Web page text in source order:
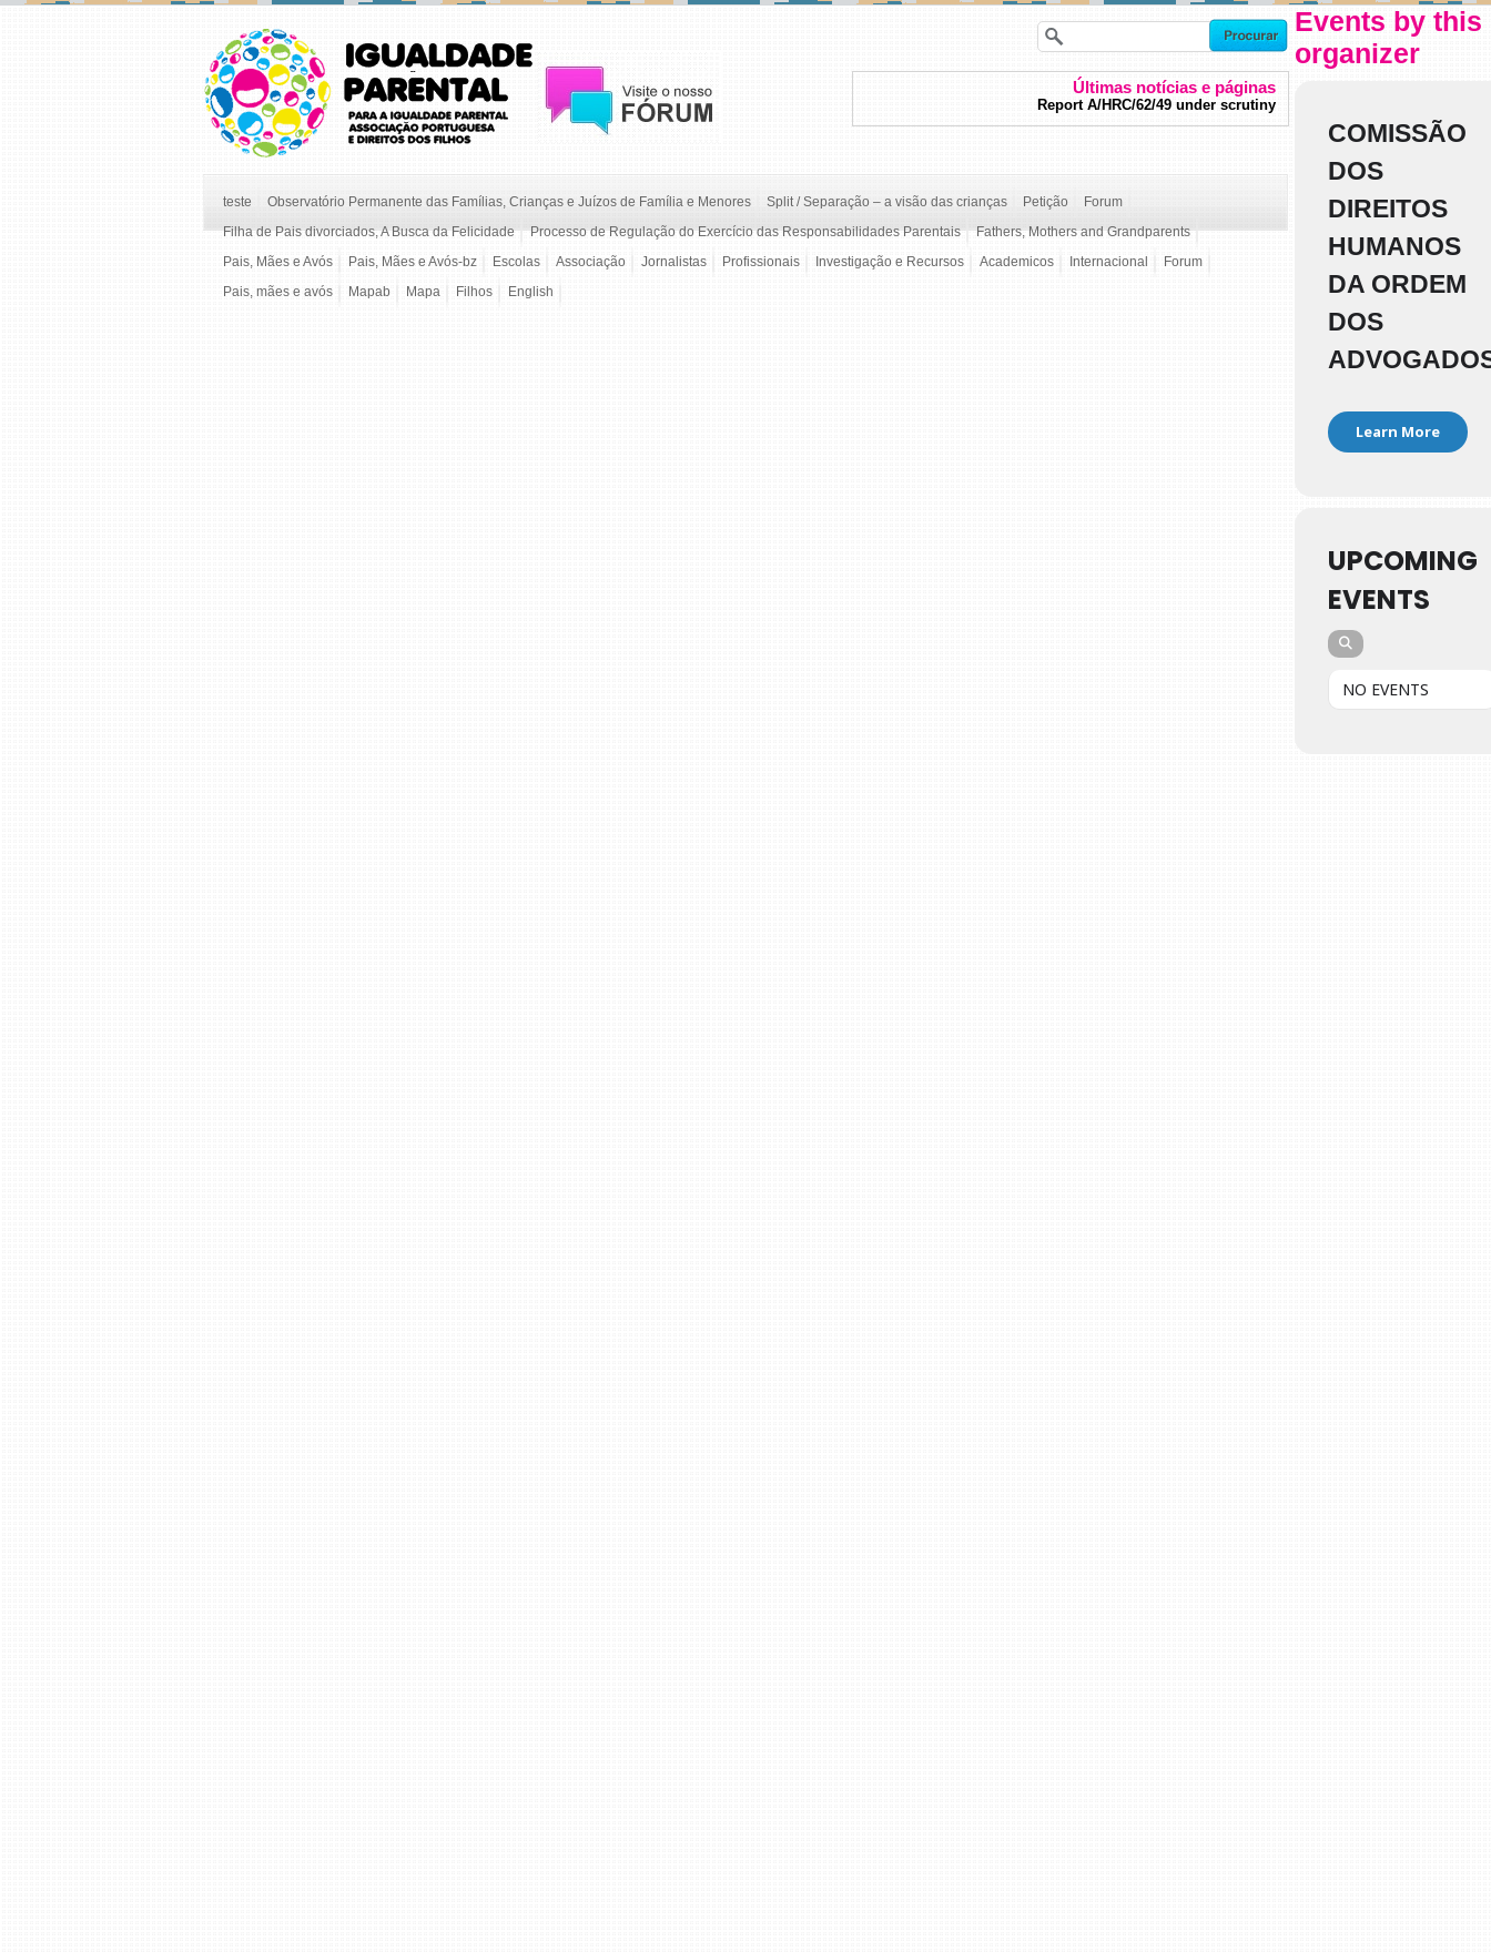
Últimas notícias e páginas
Report A/HRC/62/49 under scrutiny
teste Observatório Permanente das Famílias, Crianças e Juízos de Família e Menores Split / Separação – a visão das crianças Petição
Forum
Filha de Pais divorciados, A Busca da Felicidade
Processo de Regulação do Exercício das Responsabilidades Parentais
Fathers, Mothers and Grandparents
Pais, Mães e Avós
Pais, Mães e Avós-bz Escolas Associação Jornalistas Profissionais Investigação e Recursos Academicos Internacional
Forum
Pais, mães e avós
Mapab Mapa Filhos English
Events by this
organizer
COMISSÃO
DOS
DIREITOS
HUMANOS
DA ORDEM
DOS
Learn More
UPCOMING
EVENTS
NO EVENTS